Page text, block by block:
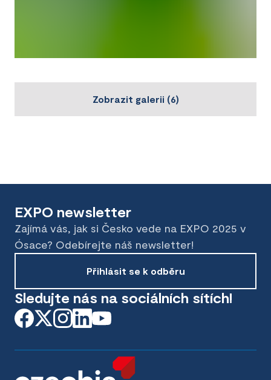
Zobrazit galerii (6)
EXPO newsletter
Zajímá vás, jak si Česko vede na EXPO 2025 v
Ósace? Odebírejte náš newsletter!
Přihlásit se k odběru
Sledujte nás na sociálních sítích!